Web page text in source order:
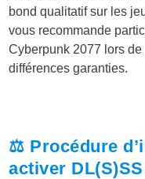
bond qualitatif sur les
vous recommande
Cyberpunk 2077 lors
différences garanties.
⚖️ Procédure
activer